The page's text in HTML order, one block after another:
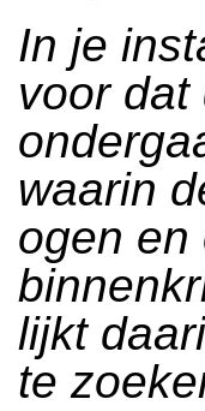
In je
voor dat
waarin
ogen en
lijkt
te